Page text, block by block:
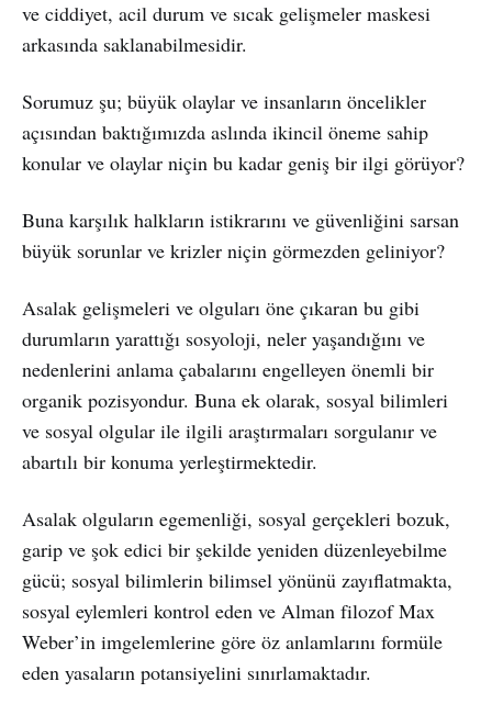
ve ciddiyet, acil durum ve sıcak gelişmeler maskesi
arkasında saklanabilmesidir.
Sorumuz şu; büyük olaylar ve insanların öncelikler
açısından baktığımızda aslında ikincil öneme sahip
konular ve olaylar niçin bu kadar geniş bir ilgi görüyor?
Buna karşılık halkların istikrarını ve güvenliğini sarsan
büyük sorunlar ve krizler niçin görmezden geliniyor?
Asalak gelişmeleri ve olguları öne çıkaran bu gibi
durumların yarattığı sosyoloji, neler yaşandığını ve
nedenlerini anlama çabalarını engelleyen önemli bir
organik pozisyondur. Buna ek olarak, sosyal bilimleri
ve sosyal olgular ile ilgili araştırmaları sorgulanır ve
abartılı bir konuma yerleştirmektedir.
Asalak olguların egemenliği, sosyal gerçekleri bozuk,
garip ve şok edici bir şekilde yeniden düzenleyebilme
gücü; sosyal bilimlerin bilimsel yönünü zayıflatmakta,
sosyal eylemleri kontrol eden ve Alman filozof Max
Weber’in imgelemlerine göre öz anlamlarını formüle
eden yasaların potansiyelini sınırlamaktadır.